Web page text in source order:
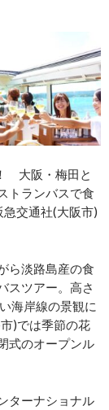
大阪・梅田と
トランバスで食
交通社(大阪市)
ら淡路島産の食
スツアー。高さ
海岸線の景観に
)では季節の花
式のオープンル
ターナショナル